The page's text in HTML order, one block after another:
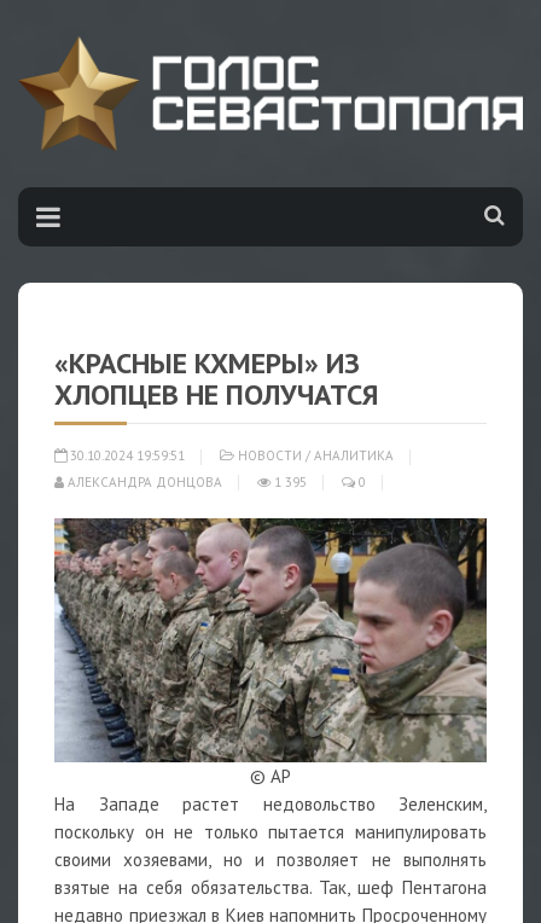
«КРАСНЫЕ КХМЕРЫ» ИЗ
ХЛОПЦЕВ НЕ ПОЛУЧАТСЯ
30.10.2024 19:59:51 НОВОСТИ / АНАЛИТИКА
АЛЕКСАНДРА ДОНЦОВА
1 395 0
© AP
На Западе растет недовольство Зеленским,
поскольку он не только пытается манипулировать
своими хозяевами, но и позволяет не выполнять
взятые на себя обязательства. Так, шеф Пентагона
недавно приезжал в Киев напомнить Просроченному